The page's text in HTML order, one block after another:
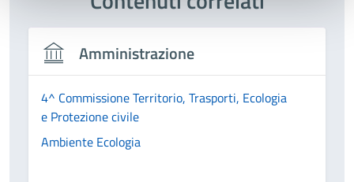
Amministrazione
4^ Commissione Territorio, Trasporti, Ecologia
e Protezione civile
Ambiente Ecologia